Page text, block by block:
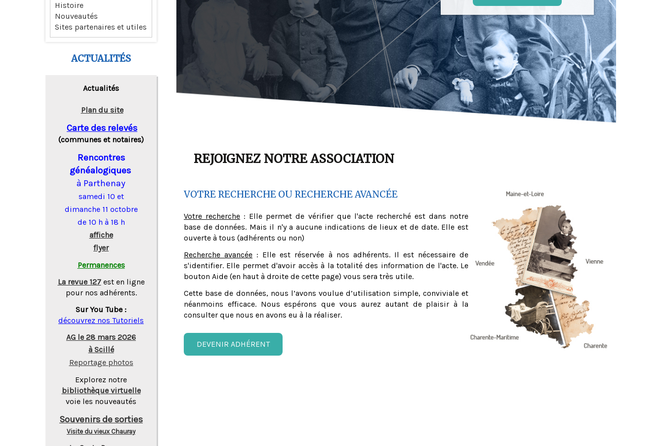
REJOIGNEZ NOTRE ASSOCIATION
VOTRE RECHERCHE OU RECHERCHE AVANCÉE
Votre recherche : Elle permet de vérifier que l'acte recherché est dans notre
base de données. Mais il n'y a aucune indications de lieux et de date. Elle est
ouverte à tous (adhérents ou non)
Recherche avancée : Elle est réservée à nos adhérents. Il est nécessaire de
s'identifier. Elle permet d'avoir accès à la totalité des information de l'acte. Le
bouton Aide (en haut à droite de cette page) vous sera très utile.
Cette base de données, nous l’avons voulue d’utilisation simple, conviviale et
néanmoins efficace. Nous espérons que vous aurez autant de plaisir à la
consulter que nous en avons eu à la réaliser.
DEVENIR ADHÉRENT
Histoire
Nouveautés
Sites partenaires et utiles
ACTUALITÉS
Actualités
Plan du site
Carte des relevés
(communes et notaires)
Rencontres
généalogiques
à Parthenay
samedi 10 et
dimanche 11 octobre
de 10 h à 18 h
affiche
flyer
Permanences
La revue 127 est en ligne
pour nos adhérents.
Sur You Tube :
découvrez nos Tutoriels
AG le 28 mars 2026
à Scillé
Reportage photos
Explorez notre
bibliothèque virtuelle
voie les nouveautés
Souvenirs de sorties
Visite du vieux Chauray